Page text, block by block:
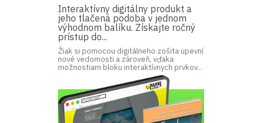
Interaktívny digitálny produkt a
jeho tlačená podoba v jednom
výhodnom balíku. Získajte ročný
prístup do...
Žiak si pomocou digitálneho zošita upevní
nové vedomosti a zároveň, vďaka
možnostiam bloku interaktívnych prvkov...